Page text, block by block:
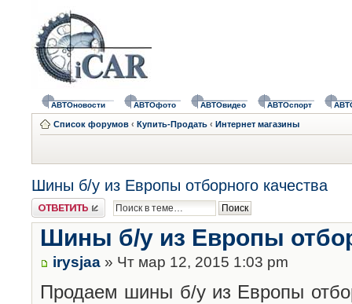
АВТОновости АВТОфото АВТОвидео АВТОспорт
Список форумов ‹ Купить-Продать ‹ Интернет магазины
Шины б/у из Европы отборного качества
Ответить
Шины б/у из Европы
irysjaa » Чт мар 12, 2015 1:03 pm
Продаем шины б/у из Европы